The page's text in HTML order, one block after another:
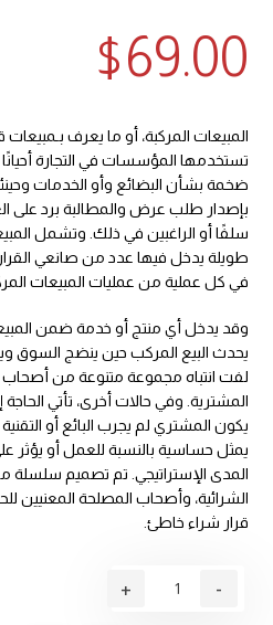
customer
rating
$69.00
المبيعات المركبة، أو ما يعرف
تستخدمها المؤسسات في التجارة
ضخمة بشأن البضائع وأو الخدمات
بإصدار طلب عرض والمطالبة برد على
سلفًا أو الراغبين في ذلك. وتشمل
طويلة يدخل فيها عدد من صانعي
في كل عملية من عمليات المبيعات
وقد يدخل أي منتج أو خدمة ضمن
يحدث البيع المركب حين ينضج السوق
لفت انتباه مجموعة متنوعة من
المشترية. وفي حالات أخرى، تأتي الحاجة
يكون المشتري لم يجرب البائع أو التقنية
يمثل حساسية بالنسبة للعمل أو يؤثر
المدى الإستراتيجي. تم تصميم سلسلة
الشرائية، وأصحاب المصلحة المعنيين
قرار شراء خاطئ.
-
+